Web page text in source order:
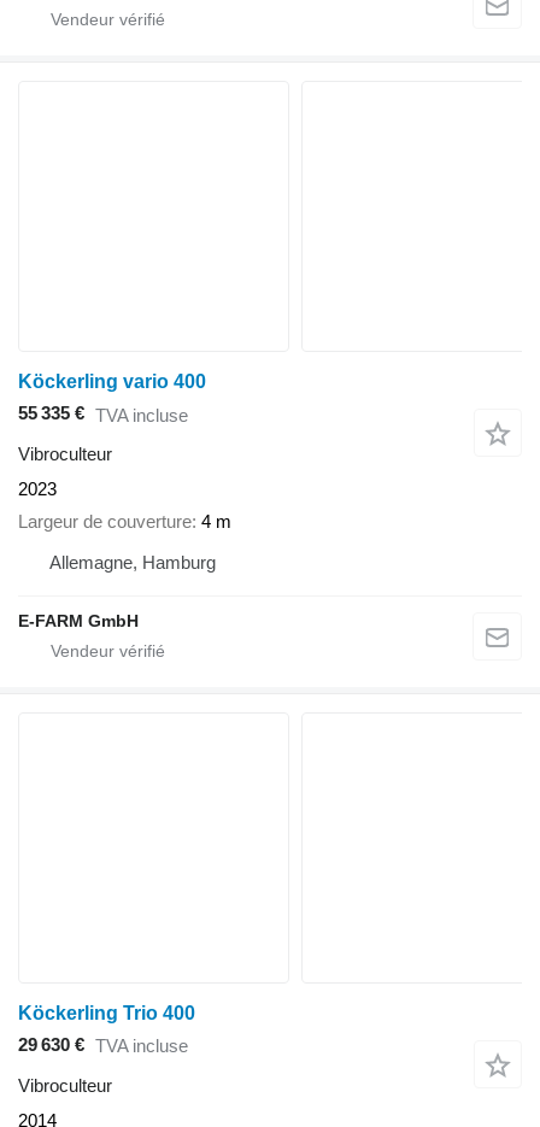
Köckerling vario 400
55 335 € TVA incluse
Vibroculteur
2023
Largeur de couverture 4 m
Allemagne, Hamburg
E-FARM GmbH
Köckerling Trio 400
29 630 € TVA incluse
Vibroculteur
2014